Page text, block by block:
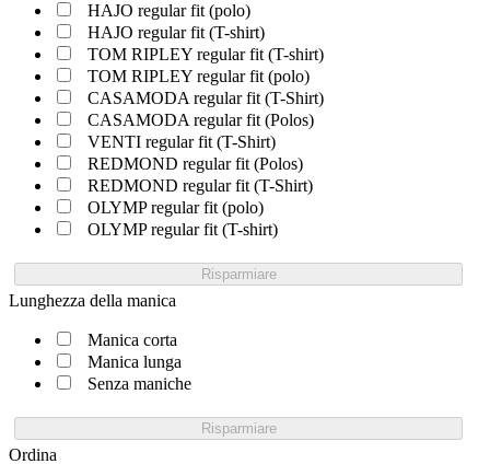
HAJO regular fit (polo)
HAJO regular fit (T-shirt)
TOM RIPLEY regular fit (T-shirt)
TOM RIPLEY regular fit (polo)
CASAMODA regular fit (T-Shirt)
CASAMODA regular fit (Polos)
VENTI regular fit (T-Shirt)
REDMOND regular fit (Polos)
REDMOND regular fit (T-Shirt)
OLYMP regular fit (polo)
OLYMP regular fit (T-shirt)
Risparmiare
Lunghezza della manica
Manica corta
Manica lunga
Senza maniche
Risparmiare
Ordina